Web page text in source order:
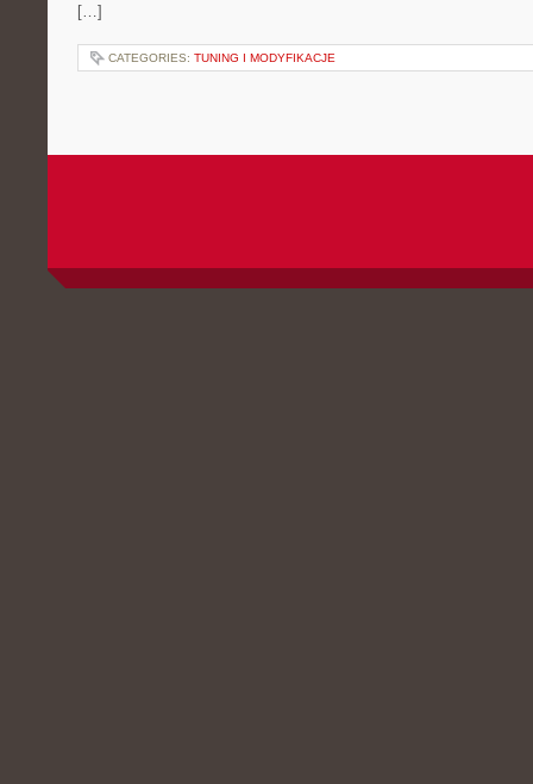
[…]
CATEGORIES: TUNING I MODYFIKACJE